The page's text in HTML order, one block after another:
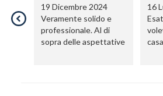
19 Dicembre 2024
Veramente solido e
professionale. Al di
sopra delle aspettative
16
casa